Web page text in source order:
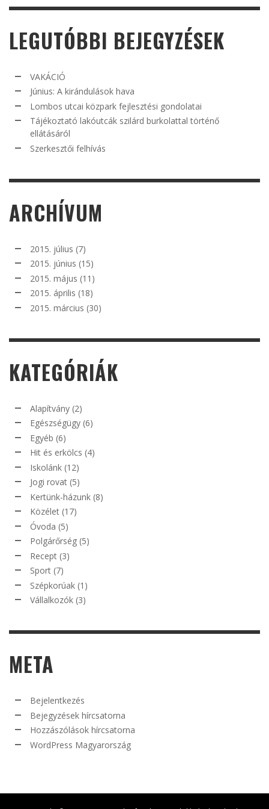
LEGUTÓBBI BEJEGYZÉSEK
VAKÁCIÓ
Június: A kirándulások hava
Lombos utcai közpark fejlesztési gondolatai
Tájékoztató lakóutcák szilárd burkolattal történő
ellátásáról
Szerkesztői felhívás
ARCHÍVUM
2015. július (7)
2015. június (15)
2015. május (11)
2015. április (18)
2015. március (30)
KATEGÓRIÁK
Alapítvány (2)
Egészségügy (6)
Egyéb (6)
Hit és erkölcs (4)
Iskolánk (12)
Jogi rovat (5)
Kertünk-házunk (8)
Közélet (17)
Óvoda (5)
Polgárőrség (5)
Recept (3)
Sport (7)
Szépkorúak (1)
Vállalkozók (3)
META
Bejelentkezés
Bejegyzések hírcsatorna
Hozzászólások hírcsatorna
WordPress Magyarország